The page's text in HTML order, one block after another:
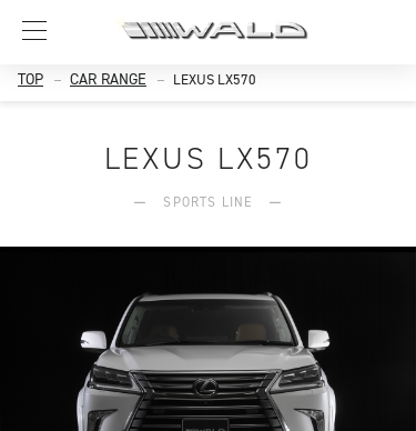
TOP CAR RANGE LEXUS LX570
LEXUS LX570
SPORTS LINE